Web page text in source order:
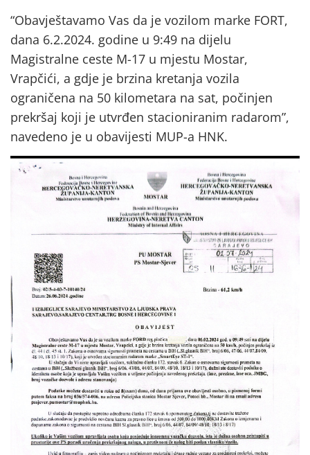
“Obavještavamo Vas da je vozilom marke FORT,
dana 6.2.2024. godine u 9:49 na dijelu
Magistralne ceste M-17 u mjestu Mostar,
Vrapčići, a gdje je brzina kretanja vozila
ograničena na 50 kilometara na sat, počinjen
prekršaj koji je utvrđen stacioniranim radarom”,
navedeno je u obavijesti MUP-a HNK.